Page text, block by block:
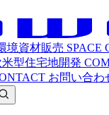
境資材販売 SPACE
米型住宅地開発
お問い合わ